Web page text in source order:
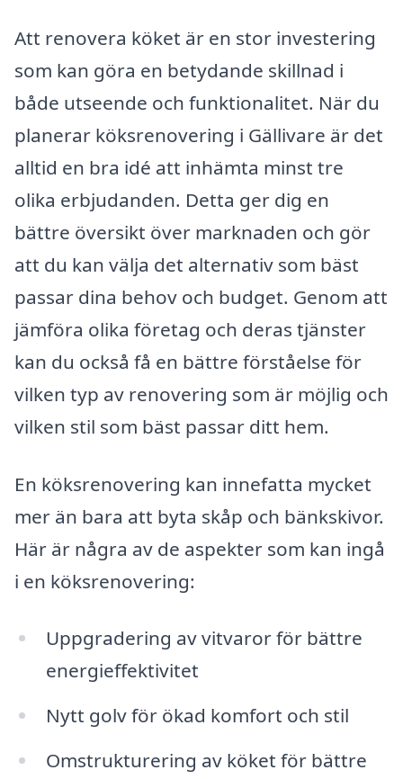
Att renovera köket är en stor investering
som kan göra en betydande skillnad i
både utseende och funktionalitet. När du
planerar köksrenovering i Gällivare är det
alltid en bra idé att inhämta minst tre
olika erbjudanden. Detta ger dig en
bättre översikt över marknaden och gör
att du kan välja det alternativ som bäst
passar dina behov och budget. Genom att
jämföra olika företag och deras tjänster
kan du också få en bättre förståelse för
vilken typ av renovering som är möjlig och
vilken stil som bäst passar ditt hem.
En köksrenovering kan innefatta mycket
mer än bara att byta skåp och bänkskivor.
Här är några av de aspekter som kan ingå
i en köksrenovering:
Uppgradering av vitvaror för bättre
energieffektivitet
Nytt golv för ökad komfort och stil
Omstrukturering av köket för bättre